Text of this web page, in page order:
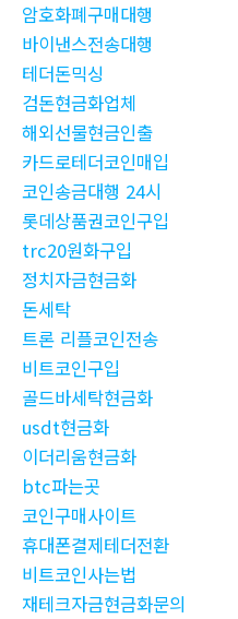
암호화폐구매대행
바이낸스전송대행
테더돈믹싱
검돈현금화업체
해외선물현금인출
카드로테더코인매입
코인송금대행 24시
롯데상품권코인구입
trc20원화구입
정치자금현금화
돈세탁
트론 리플코인전송
비트코인구입
골드바세탁현금화
usdt현금화
이더리움현금화
btc파는곳
코인구매사이트
휴대폰결제테더전환
비트코인사는법
재테크자금현금화문의